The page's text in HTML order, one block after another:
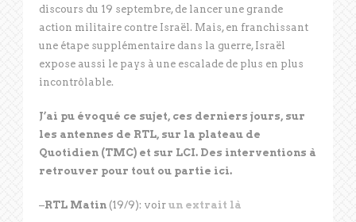
discours du 19 septembre, de lancer une grande
action militaire contre Israël. Mais, en franchissant
une étape supplémentaire dans la guerre, Israël
expose aussi le pays à une escalade de plus en plus
incontrôlable.
J’ai pu évoqué ce sujet, ces derniers jours, sur
les antennes de RTL, sur la plateau de
Quotidien (TMC) et sur LCI. Des interventions à
retrouver pour tout ou partie ici.
–RTL Matin (19/9): voir un extrait là